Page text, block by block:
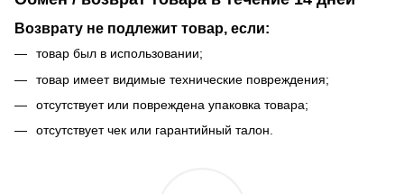
Возврату не подлежит товар, если:
товар был в использовании;
товар имеет видимые технические повреждения;
отсутствует или повреждена упаковка товара;
отсутствует чек или гарантийный талон.